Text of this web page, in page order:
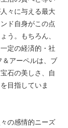
々に与える最大
ド自身がこの点
う。もちろん、
定の経済的・社
アーペルは、ブ
石の美しさ、自
目指していま
の感情的ニーズ